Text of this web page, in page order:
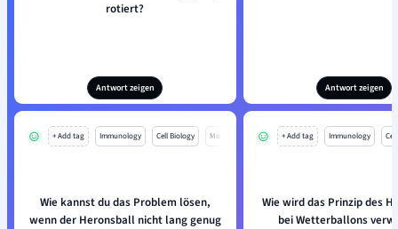
rotiert?
Antwort zeigen Antwort zeigen
+ Add tag Immunology Cell Biology Mo
Wie kannst du das Problem lösen,
wenn der Heronsball nicht lang genug
+ Add tag Immunology
Wie wird das Prinzip des
bei Wetterballons